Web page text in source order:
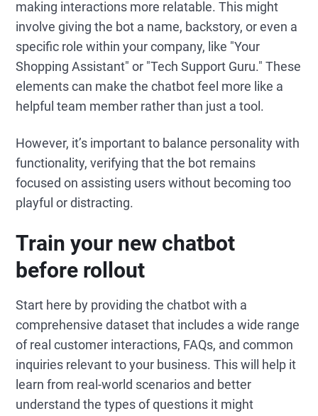
making interactions more relatable. This might
involve giving the bot a name, backstory, or even a
specific role within your company, like "Your
Shopping Assistant" or "Tech Support Guru." These
elements can make the chatbot feel more like a
helpful team member rather than just a tool.
However, it’s important to balance personality with
functionality, verifying that the bot remains
focused on assisting users without becoming too
playful or distracting.
Train your new chatbot
before rollout
Start here by providing the chatbot with a
comprehensive dataset that includes a wide range
of real customer interactions, FAQs, and common
inquiries relevant to your business. This will help it
learn from real-world scenarios and better
understand the types of questions it might